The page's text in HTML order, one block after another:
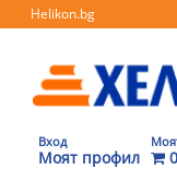
Helikon.bg
Вход
Моят профил